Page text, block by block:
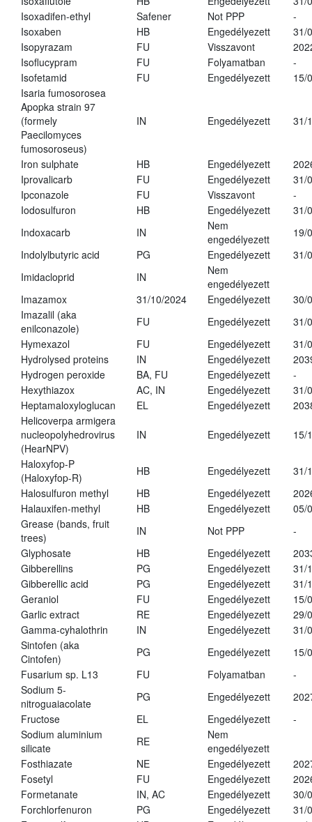
Isoxadifen-ethyl
Safener Not PPP
-
Isoxaben
HB Engedélyezett
31/
Isopyrazam
FU Visszavont
Isoflucypram
FU Folyamatban
-
Isofetamid
FU Engedélyezett
15/
Isaria fumosorosea
Apopka strain 97
(formely
Paecilomyces
fumosoroseus)
IN Engedélyezett 31/
Iron sulphate HB Engedélyezett
Iprovalicarb
FU Engedélyezett
31/
Ipconazole
FU Visszavont
-
Iodosulfuron
HB Engedélyezett
31/
Indoxacarb
IN
Nem
engedélyezett
19/
Indolylbutyric acid
PG Engedélyezett
31/
Imidacloprid
IN
Nem
engedélyezett
Imazamox
31/10/2024 Engedélyezett
30/
Imazalil (aka
enilconazole)
FU Engedélyezett
31/
Hymexazol
FU Engedélyezett
31/
Hydrolysed proteins
IN Engedélyezett
Hydrogen peroxide
BA, FU Engedélyezett
-
Hexythiazox
AC, IN Engedélyezett
31/
Heptamaloxyloglucan
EL Engedélyezett
Helicoverpa armigera
nucleopolyhedrovirus
(HearNPV)
IN Engedélyezett 15/
Haloxyfop-P
(Haloxyfop-R)
HB Engedélyezett
31/
Halosulfuron methyl
HB Engedélyezett
Halauxifen-methyl
HB Engedélyezett
05/
Grease (bands, fruit
trees)
IN Not PPP
-
Glyphosate
HB Engedélyezett
Gibberellins
PG Engedélyezett
31/
Gibberellic acid
PG Engedélyezett
31/
Geraniol
FU Engedélyezett
15/
Garlic extract
RE Engedélyezett
29/
Gamma-cyhalothrin
IN Engedélyezett
31/
Sintofen (aka
Cintofen)
PG Engedélyezett
15/
Fusarium sp. L13
FU Folyamatban
-
Sodium 5-
nitroguaiacolate
PG Engedélyezett
Fructose
EL Engedélyezett
-
Sodium aluminium
silicate
RE
Nem
engedélyezett
Fosthiazate
NE Engedélyezett
Fosetyl
FU Engedélyezett
Formetanate
IN, AC Engedélyezett
30/
Forchlorfenuron
PG Engedélyezett
31/